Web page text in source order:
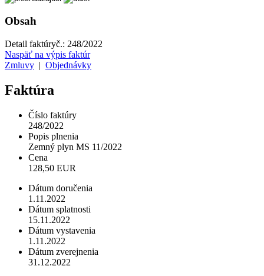
Obsah
Detail faktúryč.: 248/2022
Naspäť na výpis faktúr
Zmluvy | Objednávky
Faktúra
Číslo faktúry
248/2022
Popis plnenia
Zemný plyn MS 11/2022
Cena
128,50 EUR
Dátum doručenia
1.11.2022
Dátum splatnosti
15.11.2022
Dátum vystavenia
1.11.2022
Dátum zverejnenia
31.12.2022